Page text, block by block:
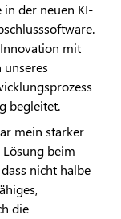
der neuen KI-
mit
begleitet.
mein starker
beim
nicht halbe
die